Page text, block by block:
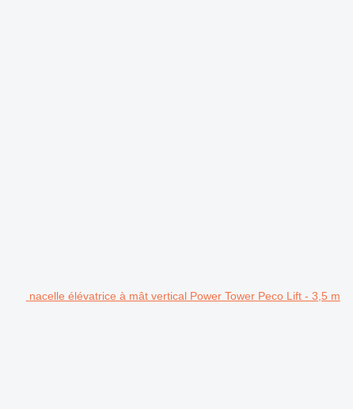
nacelle élévatrice à mât vertical Power Tower Peco Lift - 3,5 m